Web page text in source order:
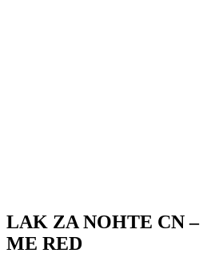
LAK ZA NOHTE CN –
ME RED